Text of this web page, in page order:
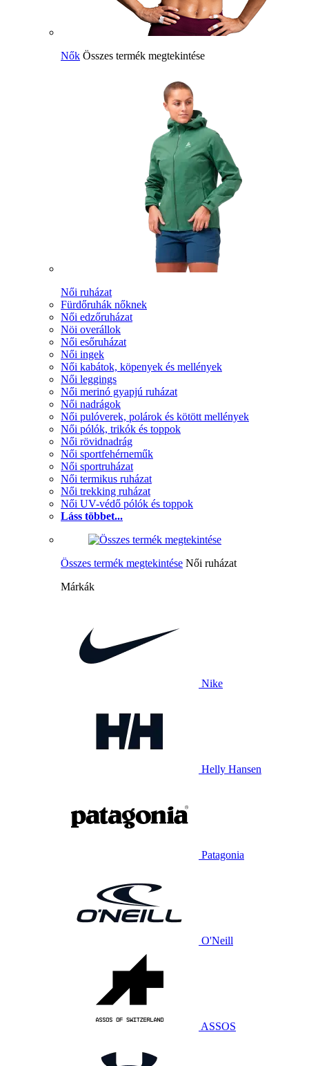
Nők Összes termék megtekintése
Női ruházat
Fürdőruhák nőknek
Női edzőruházat
Nöi overállok
Női esőruházat
Női ingek
Női kabátok, köpenyek és mellények
Női leggings
Női merinó gyapjú ruházat
Női nadrágok
Női pulóverek, polárok és kötött mellények
Női pólók, trikók és toppok
Női rövidnadrág
Női sportfehérneműk
Női sportruházat
Női termikus ruházat
Női trekking ruházat
Női UV-védő pólók és toppok
Láss többet...
Összes termék megtekintése Női ruházat
Márkák
Nike
Helly Hansen
Patagonia
O'Neill
ASSOS